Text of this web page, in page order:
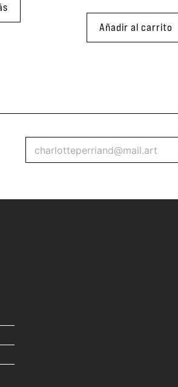
Añadir al carrito